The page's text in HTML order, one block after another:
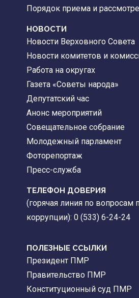
Порядок приема и
НОВОСТИ
Новости Верховного Совета
Новости комитетов и
Работа на округах
Газета «Советы народа»
Депутатский час
Анонс мероприятий
Совещательное собрание
Молодежный парламент
Фоторепортаж
Пресс-служба
ТЕЛЕФОН ДОВЕРИЯ
(горячая линия по вопросам
коррупции): 0 (533) 6-24-24
ПОЛЕЗНЫЕ ССЫЛКИ
Президент ПМР
Правительство ПМР
Конституционный суд ПМР